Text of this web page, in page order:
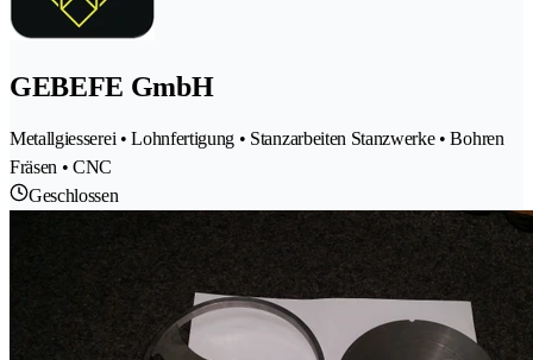
GEBEFE GmbH
Metallgiesserei • Lohnfertigung • Stanzarbeiten Stanzwerke • Bohren
Fräsen • CNC
Geschlossen